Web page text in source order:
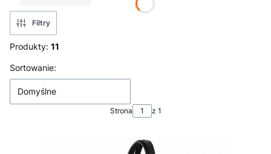
Filtry
Produkty: 11
Lista produktów
Sortowanie:
Domyślne
Strona z 1